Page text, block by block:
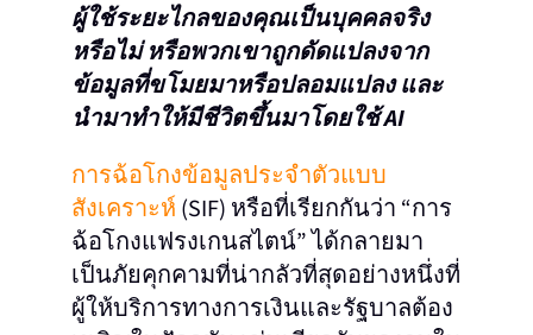
ผู้ใช้ระยะไกลของคุณเป็นบุคคลจริง
หรือไม่ หรือพวกเขาถูกดัดแปลงจาก
ข้อมูลที่ขโมยมาหรือปลอมแปลง และ
นำมาทำให้มีชีวิตขึ้นมาโดยใช้ AI
การฉ้อโกงข้อมูลประจำตัวแบบ
สังเคราะห์ (SIF) หรือที่เรียกกันว่า “การ
ฉ้อโกงแฟรงเกนสไตน์” ได้กลายมา
เป็นภัยคุกคามที่น่ากลัวที่สุดอย่างหนึ่งที่
ผู้ให้บริการทางการเงินและรัฐบาลต้อง